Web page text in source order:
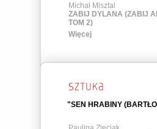
Michał Misztal
ZABIJ DYLANA (ZABIJ
TOM 2)
Więcej
"SEN HRABINY